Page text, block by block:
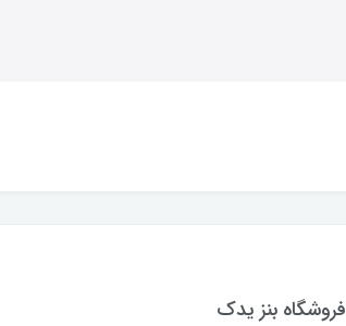
فروشگاه بنز یدک